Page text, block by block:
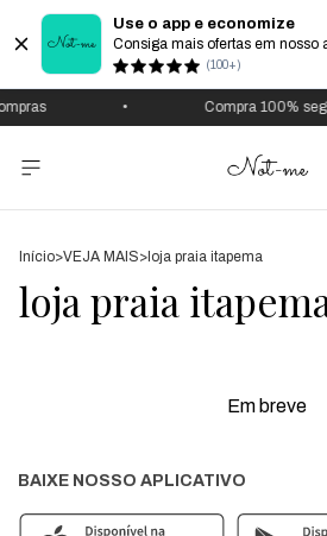
Use o app e economize
Consiga mais ofertas em nosso
(100+)
• Compra 100%
Início>VEJA MAIS> loja praia itapema
loja praia
Em breve
BAIXE NOSSO APLICATIVO